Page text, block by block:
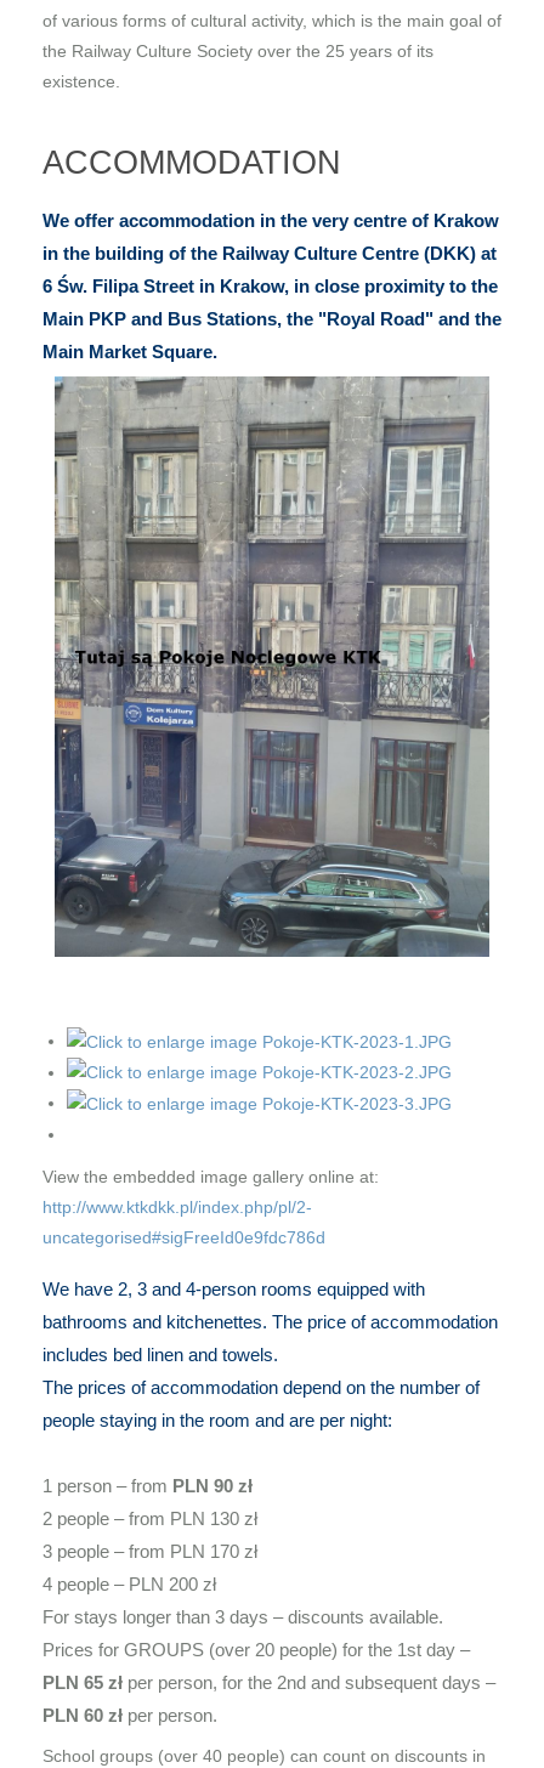
of various forms of cultural activity, which is the main goal of
the Railway Culture Society over the 25 years of its
existence.
ACCOMMODATION
We offer accommodation in the very centre of Krakow
in the building of the Railway Culture Centre (DKK) at
6 Św. Filipa Street in Krakow, in close proximity to the
Main PKP and Bus Stations, the "Royal Road" and the
Main Market Square.
View the embedded image gallery online at:
http://www.ktkdkk.pl/index.php/pl/2-
uncategorised#sigFreeId0e9fdc786d
We have 2, 3 and 4-person rooms equipped with
bathrooms and kitchenettes. The price of accommodation
includes bed linen and towels.
The prices of accommodation depend on the number of
people staying in the room and are per night:
1 person – from PLN 90 zł
2 people – from PLN 130 zł
3 people – from PLN 170 zł
4 people – PLN 200 zł
For stays longer than 3 days – discounts available.
Prices for GROUPS (over 20 people) for the 1st day –
PLN 65 zł per person, for the 2nd and subsequent days –
PLN 60 zł per person.
School groups (over 40 people) can count on discounts in